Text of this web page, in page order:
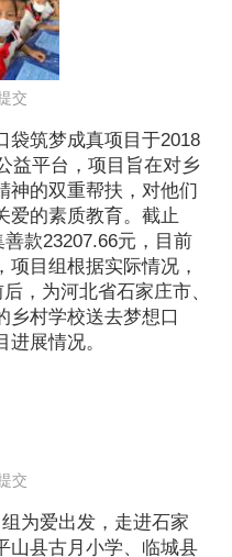
开具电子捐赠发票，
息（捐赠人姓名、开
号的捐款截图、电话
进行申请，
请您务必于捐赠当年
任和理解。
交
袋筑梦成真项目于2018
益平台，项目旨在对乡
神的双重帮扶，对他们
爱的素质教育。截止
款23207.66元，目前
项目组根据实际情况，
，为河北省石家庄市、
乡村学校送去梦想口
展情况。
交
为爱出发，走进石家
山县古月小学、临城县